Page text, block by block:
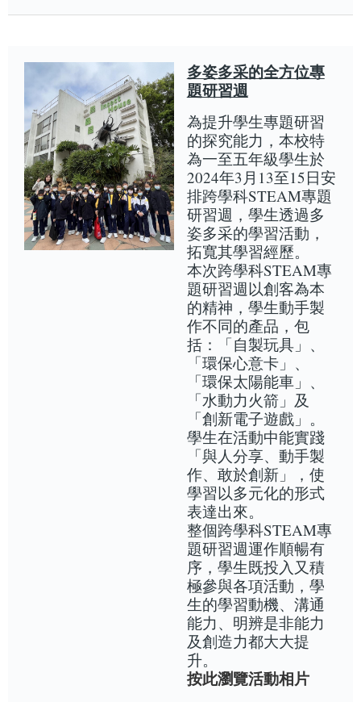
多姿多采的全方位專
題研習週
為提升學生專題研習
的探究能力，本校特
為一至五年級學生於
2024年3月13至15日安
排跨學科STEAM專題
研習週，學生透過多
姿多采的學習活動，
拓寬其學習經歷。
本次跨學科STEAM專
題研習週以創客為本
的精神，學生動手製
作不同的產品，包
括：「自製玩具」、
「環保心意卡」、
「環保太陽能車」、
「水動力火箭」及
「創新電子遊戲」。
學生在活動中能實踐
「與人分享、動手製
作、敢於創新」，使
學習以多元化的形式
表達出來。
整個跨學科STEAM專
題研習週運作順暢有
序，學生既投入又積
極參與各項活動，學
生的學習動機、溝通
能力、明辨是非能力
及創造力都大大提
升。
按此瀏覽活動相片